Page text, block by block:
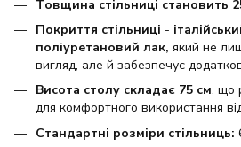
Товщина стільниці становить
Покриття стільниці -
поліуретановий лак, який не
вигляд, але й забезпечує
Висота столу складає 75 см, що
для комфортного використання
Стандартні розміри стільниць: